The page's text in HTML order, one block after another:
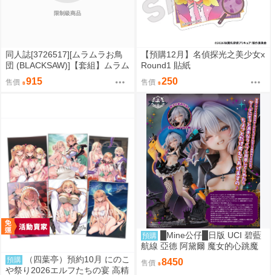
限制級商品
同人誌[3726517][ムラムラお鳥
団 (BLACKSAW)]【套組】ムラム
ラお鳥団「ブルアカ本」セット
(蔚藍檔案)
售價 915
【預購12月】名偵探光之美少女x
Round1 貼紙
售價 250
預購
（四葉亭）預約10月 にのこ
や祭り2026エルフたちの宴 高精
預購
█Mine公仔█日版 UCI 碧藍
航線 亞德 阿黛爾 魔女的心跳魔
法 1/6 PVC D9279
售價 8450